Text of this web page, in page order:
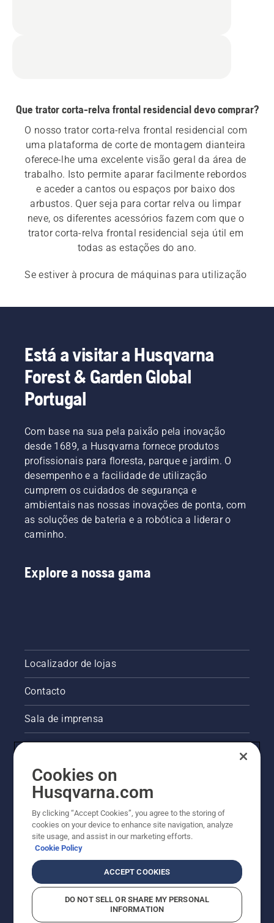
Que trator corta-relva frontal residencial devo comprar?
O nosso trator corta-relva frontal residencial com
uma plataforma de corte de montagem dianteira
oferece-lhe uma excelente visão geral da área de
trabalho. Isto permite aparar facilmente rebordos
e aceder a cantos ou espaços por baixo dos
arbustos. Quer seja para cortar relva ou limpar
neve, os diferentes acessórios fazem com que o
trator corta-relva frontal residencial seja útil em
todas as estações do ano.
Se estiver à procura de máquinas para utilização
frontais profissionais.
Está a visitar a Husqvarna
Forest & Garden Global
Portugal
Com base na sua pela paixão pela inovação
desde 1689, a Husqvarna fornece produtos
profissionais para floresta, parque e jardim. O
desempenho e a facilidade de utilização
cumprem os cuidados de segurança e
ambientais nas nossas inovações de ponta, com
as soluções de bateria e a robótica a liderar o
caminho.
Explore a nossa gama
Localizador de lojas
Contacto
Sala de imprensa
Outros websites da Husqvarna
A abordagem da Husqvarna à sustentabilidade
Cookies on
Husqvarna.com
By clicking “Accept Cookies”, you agree to the storing of
cookies on your device to enhance site navigation, analyze
site usage, and assist in our marketing efforts.
Cookie Policy
ACCEPT COOKIES
DO NOT SELL OR SHARE MY PERSONAL
INFORMATION